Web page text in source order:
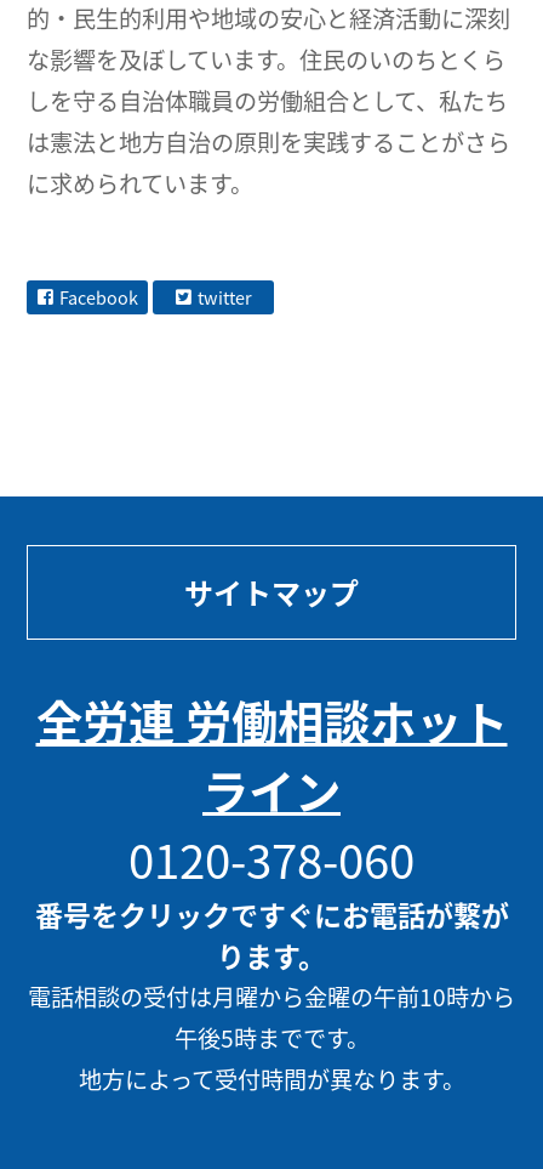
的・民生的利用や地域の安心と経済活動に深刻
な影響を及ぼしています。住民のいのちとくら
しを守る自治体職員の労働組合として、私たち
は憲法と地方自治の原則を実践することがさら
に求められています。
Facebook twitter
サイトマップ
全労連 労働相談ホット
ライン
0120-378-060
番号をクリックですぐにお電話が繋が
ります。
電話相談の受付は月曜から金曜の午前10時から
午後5時までです。
地方によって受付時間が異なります。